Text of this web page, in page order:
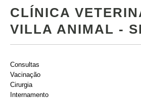
CLÍNICA
VILLA ANIMAL -
Consultas
Vacinação
Cirurgia
Internamento